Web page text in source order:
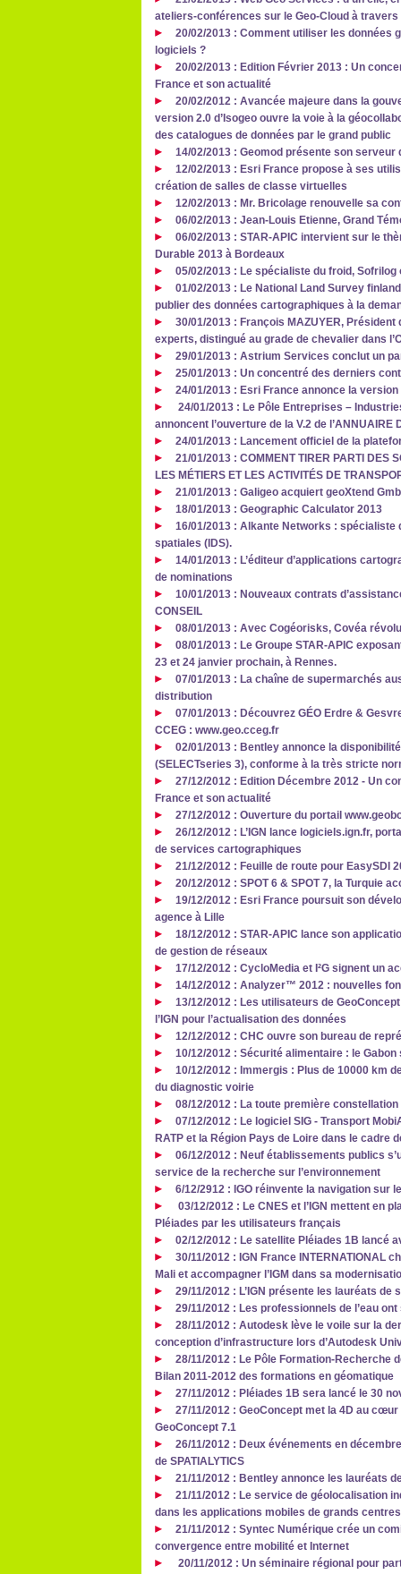
ateliers-conférences sur le Geo-Cloud à travers
20/02/2013 : Comment utiliser les données
logiciels ?
20/02/2013 : Edition Février 2013 : Un
France et son actualité
20/02/2012 : Avancée majeure dans la
version 2.0 d’Isogeo ouvre la voie à la
des catalogues de données par le grand public
14/02/2013 : Geomod présente son serveur
12/02/2013 : Esri France propose à ses
création de salles de classe virtuelles
12/02/2013 : Mr. Bricolage renouvelle sa
06/02/2013 : Jean-Louis Etienne, Grand
06/02/2013 : STAR-APIC intervient sur le
Durable 2013 à Bordeaux
05/02/2013 : Le spécialiste du froid,
01/02/2013 : Le National Land Survey
publier des données cartographiques à la
30/01/2013 : François MAZUYER,
experts, distingué au grade de chevalier dans
29/01/2013 : Astrium Services conclut un
25/01/2013 : Un concentré des derniers
24/01/2013 : Esri France annonce la version
24/01/2013 : Le Pôle Entreprises –
annoncent l’ouverture de la V.2 de l’ANNUAIRE
24/01/2013 : Lancement officiel de la
21/01/2013 : COMMENT TIRER PARTI DES
LES MÉTIERS ET LES ACTIVITÉS DE
21/01/2013 : Galigeo acquiert geoXtend
18/01/2013 : Geographic Calculator 2013
16/01/2013 : Alkante Networks : spécialiste
spatiales (IDS).
14/01/2013 : L’éditeur d’applications
de nominations
10/01/2013 : Nouveaux contrats
CONSEIL
08/01/2013 : Avec Cogéorisks, Covéa
08/01/2013 : Le Groupe STAR-APIC
23 et 24 janvier prochain, à Rennes.
07/01/2013 : La chaîne de supermarchés
distribution
07/01/2013 : Découvrez GÉO Erdre &
CCEG : www.geo.cceg.fr
02/01/2013 : Bentley annonce la
(SELECTseries 3), conforme à la très stricte
27/12/2012 : Edition Décembre 2012 - Un
France et son actualité
27/12/2012 : Ouverture du portail
26/12/2012 : L’IGN lance logiciels.ign.fr,
de services cartographiques
21/12/2012 : Feuille de route pour EasySDI
20/12/2012 : SPOT 6 & SPOT 7, la Turquie
19/12/2012 : Esri France poursuit son
agence à Lille
18/12/2012 : STAR-APIC lance son
de gestion de réseaux
17/12/2012 : CycloMedia et I²G signent un
14/12/2012 : Analyzer™ 2012 : nouvelles
13/12/2012 : Les utilisateurs de
l’IGN pour l’actualisation des données
12/12/2012 : CHC ouvre son bureau de
10/12/2012 : Sécurité alimentaire : le Gabon
10/12/2012 : Immergis : Plus de 10000 km
du diagnostic voirie
08/12/2012 : La toute première
07/12/2012 : Le logiciel SIG - Transport
RATP et la Région Pays de Loire dans le
06/12/2012 : Neuf établissements publics
service de la recherche sur l’environnement
6/12/2912 : IGO réinvente la navigation sur
03/12/2012 : Le CNES et l’IGN mettent en
Pléiades par les utilisateurs français
02/12/2012 : Le satellite Pléiades 1B lancé
30/11/2012 : IGN France INTERNATIONAL
Mali et accompagner l’IGM dans sa
29/11/2012 : L’IGN présente les lauréats de
29/11/2012 : Les professionnels de l’eau ont
28/11/2012 : Autodesk lève le voile sur la
conception d’infrastructure lors d’Autodesk
28/11/2012 : Le Pôle Formation-Recherche
Bilan 2011-2012 des formations en géomatique
27/11/2012 : Pléiades 1B sera lancé le 30
27/11/2012 : GeoConcept met la 4D au
GeoConcept 7.1
26/11/2012 : Deux événements en
de SPATIALYTICS
21/11/2012 : Bentley annonce les lauréats
21/11/2012 : Le service de géolocalisation
dans les applications mobiles de grands
21/11/2012 : Syntec Numérique crée un
convergence entre mobilité et Internet
20/11/2012 : Un séminaire régional pour